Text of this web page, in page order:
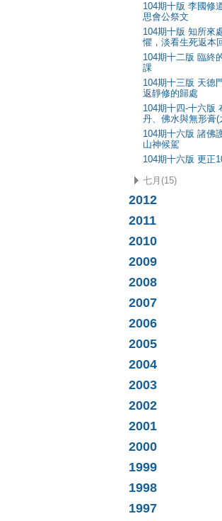
104期十版 李國修
思會公祭文
104期十版 知所來
懼，淡看生死返本
104期十二版 臨終
課
104期十三版 天德
返靜修的歸處
104期十四-十六版
丹、佛水與無形膏(
104期十六版 諸佛
山神候駕
104期十六版 更正
七月(15)
2012
2011
2010
2009
2008
2007
2006
2005
2004
2003
2002
2001
2000
1999
1998
1997